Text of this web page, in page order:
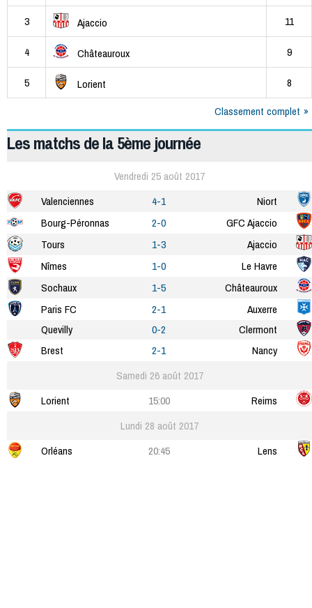
3 Ajaccio 11
4 Châteauroux 9
5 Lorient
8
Classement complet
Les matchs de la 5ème journée
Vendredi 25 août 2017
Valenciennes
4-1
Niort
Bourg-Péronnas
2-0
GFC Ajaccio
Tours
1-3
Ajaccio
Nîmes
1-0
Le Havre
Sochaux
1-5
Châteauroux
Paris FC
2-1
Auxerre
Quevilly
0-2
Clermont
Brest
2-1
Nancy
Samedi 26 août 2017
Lorient
15:00
Reims
Lundi 28 août 2017
Orléans
20:45 Lens